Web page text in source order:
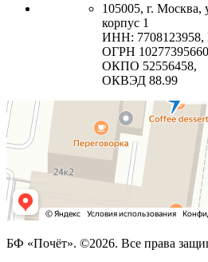
105005, г. Москва,
корпус 1
ИНН: 7708123958,
ОГРН
ОКПО 52556458,
ОКВЭД 88.99
БФ «Почёт». ©2026. Все права